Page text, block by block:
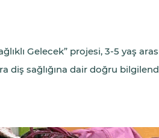
Gelecek” projesi, 3-5 yaş
diş sağlığına dair doğru